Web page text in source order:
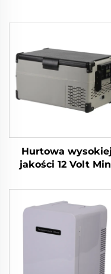
Hurtowa wysokiej
jakości 12 Volt
Camping
Przenośna 12 Volt
Lodówka
Przenośna